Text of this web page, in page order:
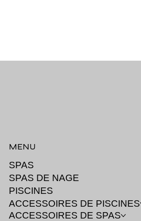
MENU
SPAS
SPAS DE NAGE
PISCINES
ACCESSOIRES DE PISCINES
ACCESSOIRES DE SPAS